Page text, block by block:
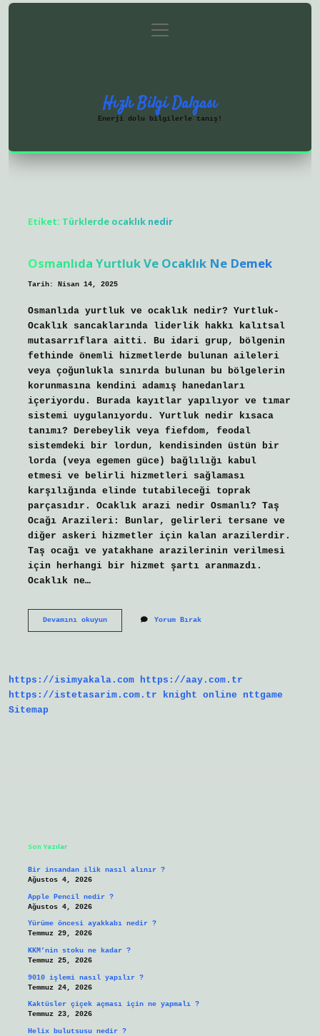
Gizlilik Politikası
menüyü
aç
Hızlı Bilgi Dalgası
Enerji dolu bilgilerle tanış!
Etiket: Türklerde ocaklık nedir
Osmanlıda Yurtluk Ve Ocaklık Ne Demek
Tarih: Nisan 14, 2025
Osmanlıda yurtluk ve ocaklık nedir? Yurtluk-
Ocaklık sancaklarında liderlik hakkı kalıtsal
mutasarrıflara aitti. Bu idari grup, bölgenin
fethinde önemli hizmetlerde bulunan aileleri
veya çoğunlukla sınırda bulunan bu bölgelerin
korunmasına kendini adamış hanedanları
içeriyordu. Burada kayıtlar yapılıyor ve tımar
sistemi uygulanıyordu. Yurtluk nedir kısaca
tanımı? Derebeylik veya fiefdom, feodal
sistemdeki bir lordun, kendisinden üstün bir
lorda (veya egemen güce) bağlılığı kabul
etmesi ve belirli hizmetleri sağlaması
karşılığında elinde tutabileceği toprak
parçasıdır. Ocaklık arazi nedir Osmanlı? Taş
Ocağı Arazileri: Bunlar, gelirleri tersane ve
diğer askeri hizmetler için kalan arazilerdir.
Taş ocağı ve yatakhane arazilerinin verilmesi
için herhangi bir hizmet şartı aranmazdı.
Ocaklık ne…
Devamını okuyunOsmanlıda
Yorum Bırak
https://isimyakala.com https://aay.com.tr
https://istetasarim.com.tr
knight online
nttgame
Sitemap
Son Yazılar
Bir insandan ilik nasıl alınır ?
Ağustos 4, 2026
Apple Pencil nedir ?
Ağustos 4, 2026
Yürüme öncesi ayakkabı nedir ?
Temmuz 29, 2026
KKM’nin stoku ne kadar ?
Temmuz 25, 2026
9010 işlemi nasıl yapılır ?
Temmuz 24, 2026
Kaktüsler çiçek açması için ne yapmalı ?
Temmuz 23, 2026
Helix bulutsusu nedir ?